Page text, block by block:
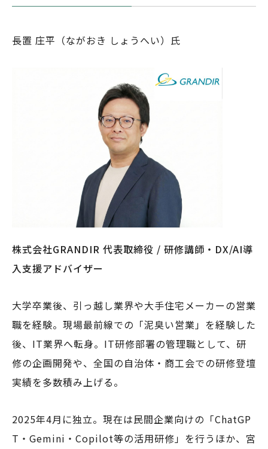
長置 庄平（ながおき しょうへい）氏
株式会社GRANDIR 代表取締役 / 研修講師・DX/AI導
入支援アドバイザー
大学卒業後、引っ越し業界や大手住宅メーカーの営業
職を経験。現場最前線での「泥臭い営業」を経験した
後、IT業界へ転身。IT研修部署の管理職として、研
修の企画開発や、全国の自治体・商工会での研修登壇
実績を多数積み上げる。
2025年4月に独立。現在は民間企業向けの「ChatGP
T・Gemini・Copilot等の活用研修」を行うほか、宮